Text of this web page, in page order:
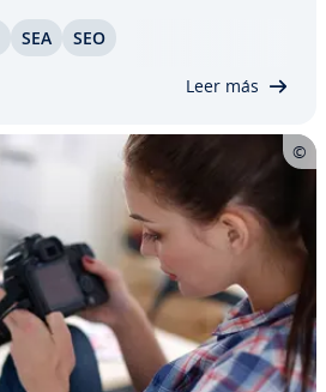
para dar a cualquier
SEA SEO
Leer más